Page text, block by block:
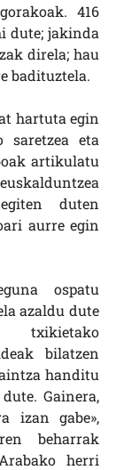
416
dute; jakinda
direla; hau
badituztela.
hartuta egin
saretzea eta
artikulatu
duten
aurre egin
ospatu
azaldu dute
txikietako
bilatzen
handitu
Gainera,
izan gabe»,
beharrak
herri